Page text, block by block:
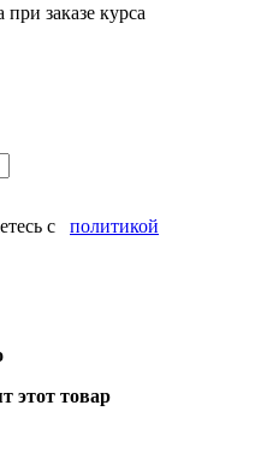
заказе курса
с политикой
этот товар